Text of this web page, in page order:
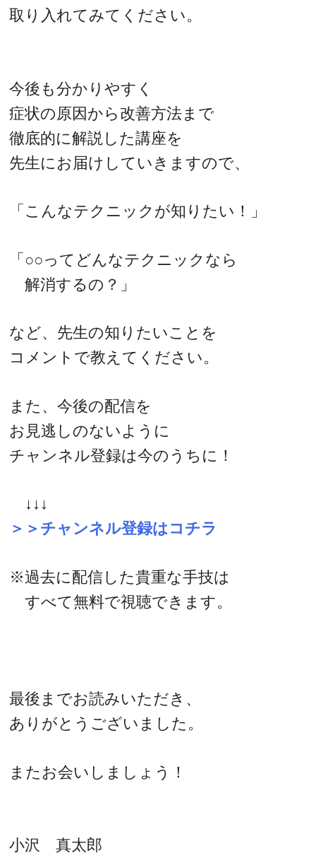
取り入れてみてください。
今後も分かりやすく
症状の原因から改善方法まで
徹底的に解説した講座を
先生にお届けしていきますので、
「こんなテクニックが知りたい！」
「○○ってどんなテクニックなら
解消するの？」
など、先生の知りたいことを
コメントで教えてください。
また、今後の配信を
お見逃しのないように
チャンネル登録は今のうちに！
↓↓↓
＞＞チャンネル登録はコチラ
※過去に配信した貴重な手技は
すべて無料で視聴できます。
最後までお読みいただき、
ありがとうございました。
またお会いしましょう！
小沢 真太郎